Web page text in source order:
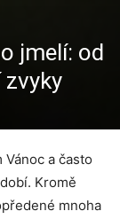
jmelí: od
a často
Kromě
mnoha